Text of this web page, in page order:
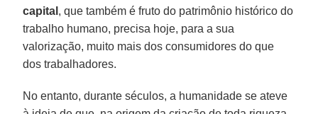
capital , que também é fruto do patrimônio histórico do
trabalho humano, precisa hoje, para a sua
valorização, muito mais dos consumidores do que
dos trabalhadores.
No entanto, durante séculos, a humanidade se ateve